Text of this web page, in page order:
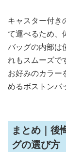
キャスター付き
て運べるため、
バッグの内部は
れもスムーズで
お好みのカラー
めるボストンバ
まとめ｜後
グの選び方